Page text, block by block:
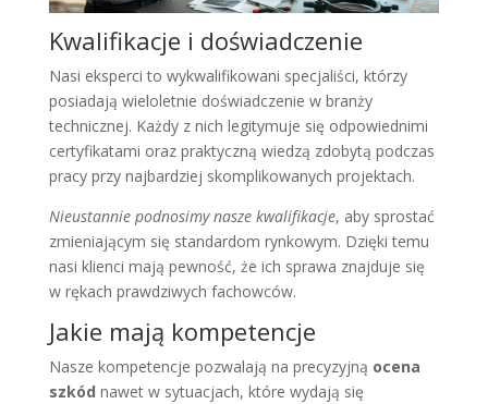
Kwalifikacje i doświadczenie
Nasi eksperci to wykwalifikowani specjaliści, którzy
posiadają wieloletnie doświadczenie w branży
technicznej. Każdy z nich legitymuje się odpowiednimi
certyfikatami oraz praktyczną wiedzą zdobytą podczas
pracy przy najbardziej skomplikowanych projektach.
Nieustannie podnosimy nasze kwalifikacje, aby sprostać
zmieniającym się standardom rynkowym. Dzięki temu
nasi klienci mają pewność, że ich sprawa znajduje się
w rękach prawdziwych fachowców.
Jakie mają kompetencje
Nasze kompetencje pozwalają na precyzyjną ocena
szkód nawet w sytuacjach, które wydają się